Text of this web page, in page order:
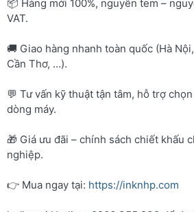
📦 Hàng mới 100%, nguyên tem –
VAT.
🚚 Giao hàng nhanh toàn quốc (Hà
Cần Thơ, …).
💬 Tư vấn kỹ thuật tận tâm, hỗ trợ
dòng máy.
🎁 Giá ưu đãi – chính sách chiết khấu
nghiệp.
👉 Mua ngay tại: https://inknhp.com